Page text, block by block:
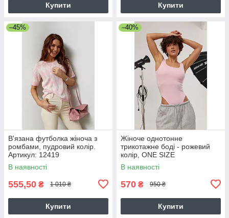
Купити Купити
–45%
В'язана футболка жіноча з
ромбами, пудровий колір.
Артикул: 12419
В наявності
555,50 ₴ 1 010 ₴
Купити
–40%
Жіноче однотонне
трикотажне боді - рожевий
колір, ONE SIZE
В наявності
570 ₴ 950 ₴
Купити